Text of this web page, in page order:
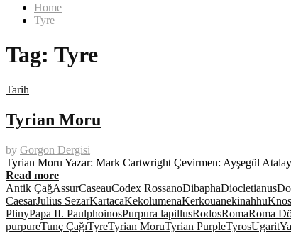
Home
Tyre
Tag: Tyre
Tarih
Tyrian Moru
by Gorgon Dergisi
Tyrian Moru Yazar: Mark Cartwright Çevirmen: Ayşegül
Read more
Antik ÇağAssurCaseauCodex RossanoDibaphaDiocletianus
CaesarJulius SezarKartacaKekolumenaKerkouanekinahhu
PlinyPapa II. PaulphoinosPurpura lapillusRodosRomaRoma
purpureTunç ÇağıTyreTyrian MoruTyrian PurpleTyrosUgarit